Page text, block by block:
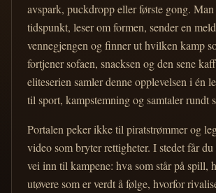
avspark, puckdropp eller første gong.
tidspunkt, leser om formen, sender en
vennegjengen og finner ut hvilken kamp
fortjener sofaen, snacksen og den sene
eliteserien samler denne opplevelsen i én
til sport, kampstemning og samtaler rundt
Portalen peker ikke til piratstrømmer og
video som bryter rettigheter. I stedet får
vei inn til kampene: hva som står på spill,
utøvere som er verdt å følge, hvorfor